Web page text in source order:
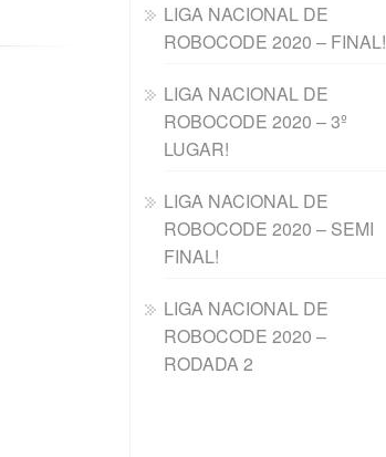
LIGA NACIONAL DE
ROBOCODE 2020 – FINAL!
LIGA NACIONAL DE
ROBOCODE 2020 – 3º
LUGAR!
LIGA NACIONAL DE
ROBOCODE 2020 – SEMI
FINAL!
LIGA NACIONAL DE
ROBOCODE 2020 –
RODADA 2